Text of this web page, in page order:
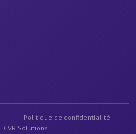
Politique de confidentialité
CVR Solutions